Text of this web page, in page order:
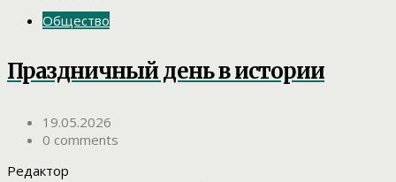
Общество
Праздничный день в истории
19.05.2026
0 comments
Редактор